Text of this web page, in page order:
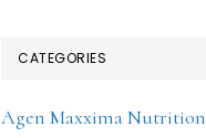
CATEGORIES
Agen Maxxima Nutrition